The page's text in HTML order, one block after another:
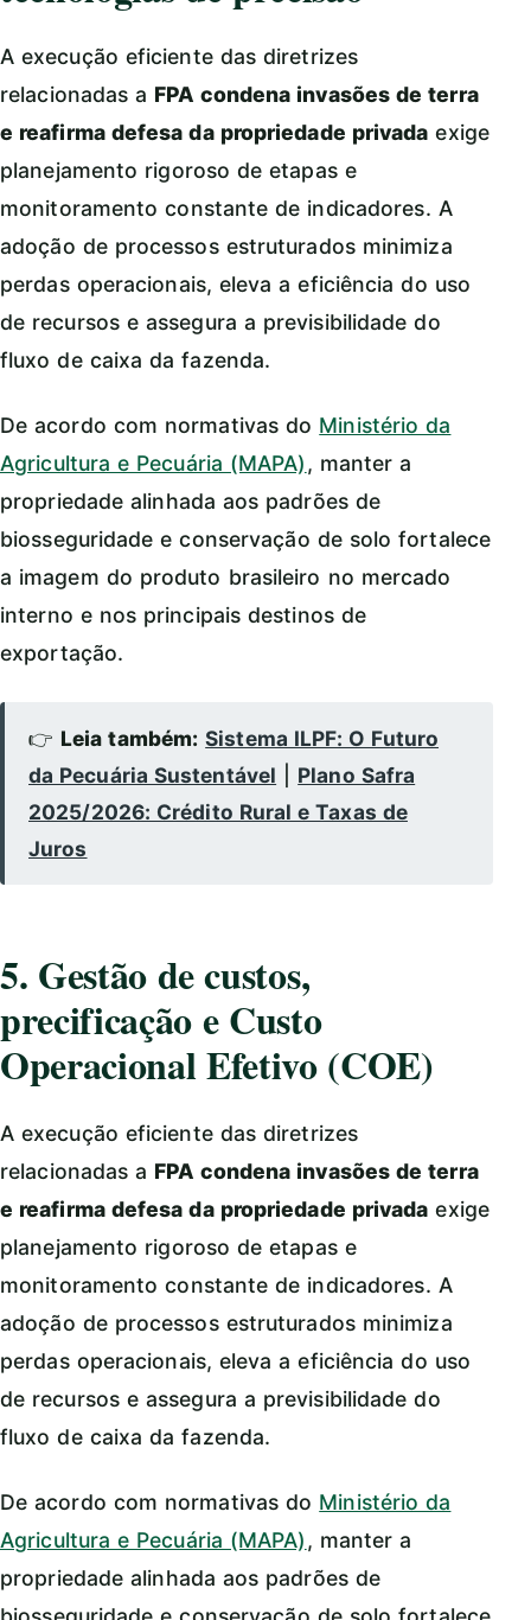
A execução eficiente das diretrizes
relacionadas a FPA condena invasões de terra
e reafirma defesa da propriedade privada exige
planejamento rigoroso de etapas e
monitoramento constante de indicadores. A
adoção de processos estruturados minimiza
perdas operacionais, eleva a eficiência do uso
de recursos e assegura a previsibilidade do
fluxo de caixa da fazenda.
De acordo com normativas do Ministério da
Agricultura e Pecuária (MAPA), manter a
propriedade alinhada aos padrões de
biosseguridade e conservação de solo fortalece
a imagem do produto brasileiro no mercado
interno e nos principais destinos de
exportação.
👉 Leia também: Sistema ILPF: O Futuro
da Pecuária Sustentável
Plano Safra
2025/2026: Crédito Rural e Taxas de
Juros
5. Gestão de custos,
precificação e Custo
Operacional Efetivo (COE)
A execução eficiente das diretrizes
relacionadas a FPA condena invasões de terra
e reafirma defesa da propriedade privada exige
planejamento rigoroso de etapas e
monitoramento constante de indicadores. A
adoção de processos estruturados minimiza
perdas operacionais, eleva a eficiência do uso
de recursos e assegura a previsibilidade do
fluxo de caixa da fazenda.
De acordo com normativas do Ministério da
Agricultura e Pecuária (MAPA), manter a
propriedade alinhada aos padrões de